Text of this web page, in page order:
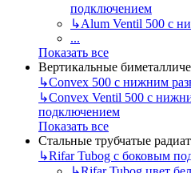
подключением
↳Alum Ventil 500 с
...
Показать все
Вертикальные
↳Convex 500 с нижним
↳Convex Ventil 500 с
подключением
Показать все
Стальные трубчатые
↳Rifar Tubog с боковым